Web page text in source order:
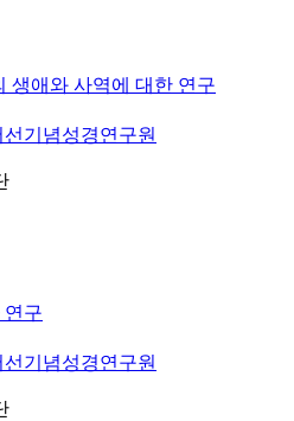
생애와 사역에 대한 연구
기념성경연구원
연구
기념성경연구원